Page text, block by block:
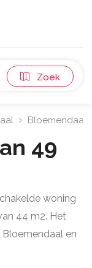
Zoek
Bloemendaal
49
woning
44 m2. Het
en